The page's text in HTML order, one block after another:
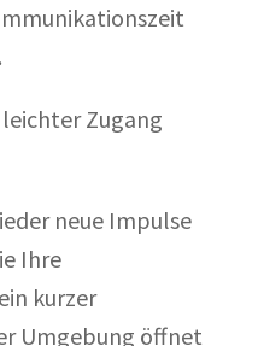
Zugang
neue Impulse
Ihre
kurzer
Umgebung öffnet